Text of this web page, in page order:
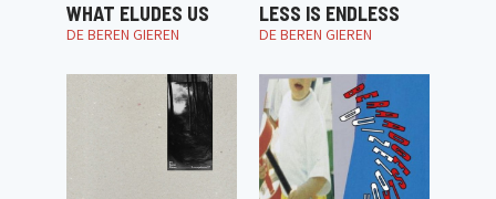
WHAT ELUDES US
DE BEREN GIEREN
LESS IS ENDLESS
DE BEREN GIEREN